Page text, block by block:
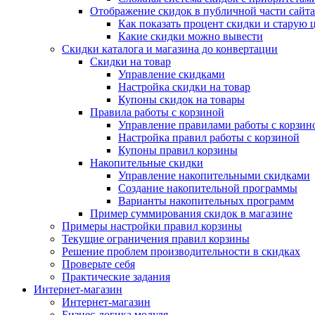
Отображение скидок в публичной части сайта
Как показать процент скидки и старую
Какие скидки можно вывести
Скидки каталога и магазина до конвертации
Скидки на товар
Управление скидками
Настройка скидки на товар
Купоны скидок на товары
Правила работы с корзиной
Управление правилами работы с
Настройка правил работы с корзиной
Купоны правил корзины
Накопительные скидки
Управление накопительными скидками
Создание накопительной программы
Варианты накопительных программ
Пример суммирования скидок в магазине
Примеры настройки правил корзины
Текущие ограничения правил корзины
Решение проблем производительности в скидках
Проверьте себя
Практические задания
Интернет-магазин
Интернет-магазин